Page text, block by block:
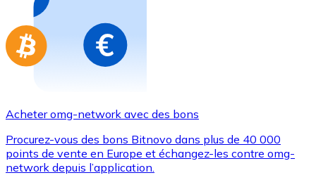
Aller à la boutique de cartes-cadeaux
Acheter omg-network avec des bons
Procurez-vous des bons Bitnovo dans plus de 40 000
points de vente en Europe et échangez-les contre omg-
network depuis l’application.